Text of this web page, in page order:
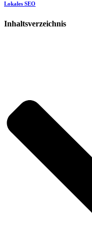
Lokales SEO
Inhaltsverzeichnis